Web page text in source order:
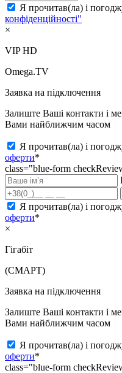
Я прочитав(ла) і
конфіденційності"
×
VIP HD
Omega.TV
Заявка на підключення
Залиште Ваші контакти і
Вами найближчим часом
Я прочитав(ла) і
оферти*
class="blue-form
Я прочитав(ла) і
оферти*
×
Гігабіт
(СМАРТ)
Заявка на підключення
Залиште Ваші контакти і
Вами найближчим часом
Я прочитав(ла) і
оферти*
class="blue-form